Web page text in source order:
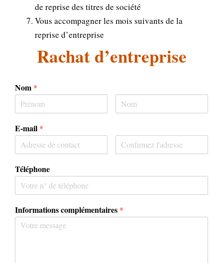
de reprise des titres de société
Vous accompagner les mois suivants de la
reprise d’entreprise
Rachat d’entreprise
Nom *
E-mail *
Téléphone
Informations complémentaires *